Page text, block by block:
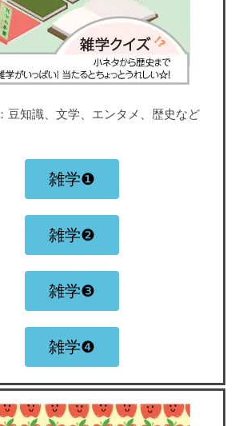
：豆知識、文学、エンタメ、歴史など
雑学❶
雑学❷
雑学❸
雑学❹